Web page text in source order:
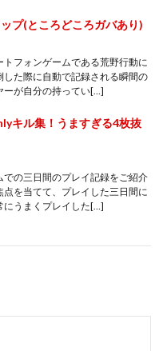
プ(ところどころガバあり)
フォンゲームである荒野行動に
た際に自動で記録される瞬間の
ーが自分の持ってい[…]
キル集！うますぎる4枚抜
での三日間のプレイ記録をご紹介
点を当てて、プレイした三日間に
にうまくプレイした[…]